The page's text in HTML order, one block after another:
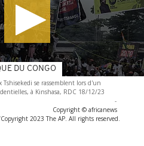
Tshisekedi se rassemblent lors d'un
à Kinshasa, RDC 18/12/23
-
Copyright © africanews
2023 The AP. All rights reserved.
DU CONGO